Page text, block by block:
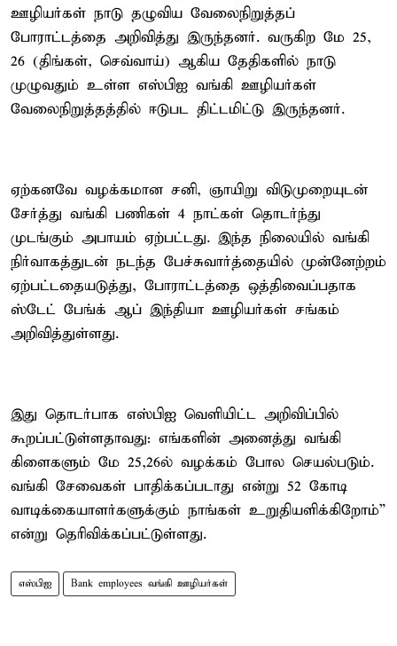
ஊழியர்கள் நாடு தழுவிய வேலைநிறுத்தப்
போராட்டத்தை அறிவித்து இருந்தனர். வருகிற மே 25,
26 (திங்கள், செவ்வாய்) ஆகிய தேதிகளில் நாடு
முழுவதும் உள்ள எஸ்பிஐ வங்கி ஊழியர்கள்
வேலைநிறுத்தத்தில் ஈடுபட திட்டமிட்டு இருந்தனர்.
ஏற்கனவே வழக்கமான சனி, ஞாயிறு விடுமுறையுடன்
சேர்த்து வங்கி பணிகள் 4 நாட்கள் தொடர்ந்து
முடங்கும் அபாயம் ஏற்பட்டது. இந்த நிலையில் வங்கி
நிர்வாகத்துடன் நடந்த பேச்சுவார்த்தையில் முன்னேற்றம்
ஏற்பட்டதையடுத்து, போராட்டத்தை ஒத்திவைப்பதாக
ஸ்டேட் பேங்க் ஆப் இந்தியா ஊழியர்கள் சங்கம்
அறிவித்துள்ளது.
இது தொடர்பாக எஸ்பிஐ வெளியிட்ட அறிவிப்பில்
கூறப்பட்டுள்ளதாவது: எங்களின் அனைத்து வங்கி
கிளைகளும் மே 25,26ல் வழக்கம் போல செயல்படும்.
வங்கி சேவைகள் பாதிக்கப்படாது என்று 52 கோடி
வாடிக்கையாளர்களுக்கும் நாங்கள் உறுதியளிக்கிறோம்”
என்று தெரிவிக்கப்பட்டுள்ளது.
எஸ்பிஐ Bank employees வங்கி ஊழியர்கள்